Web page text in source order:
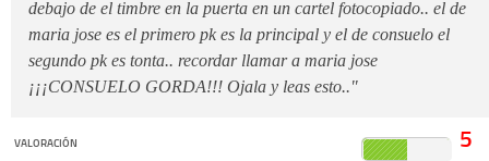
debajo de el timbre en la puerta en un cartel fotocopiado.. el de
maria jose es el primero pk es la principal y el de consuelo el
segundo pk es tonta.. recordar llamar a maria jose
¡¡¡CONSUELO GORDA!!! Ojala y leas esto.."
VALORACIÓN 5